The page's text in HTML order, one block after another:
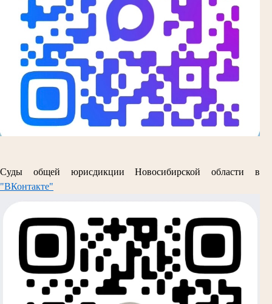
Суды общей юрисдикции Новосибирской области в
"ВКонтакте"